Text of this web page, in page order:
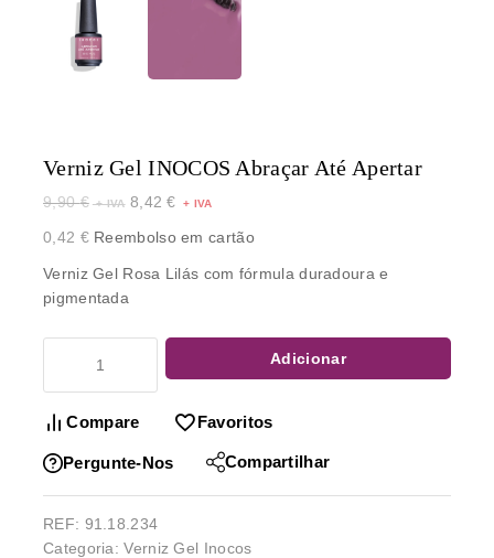
Verniz Gel INOCOS Abraçar Até Apertar
9,90€ 8,42€
0,42 €Reembolso em cartão
Verniz Gel Rosa Lilás com fórmula duradoura e
pigmentada
Adicionar
Compare Favoritos
Pergunte-Nos Compartilhar
REF: 91.18.234
Categoria:Verniz Gel Inocos